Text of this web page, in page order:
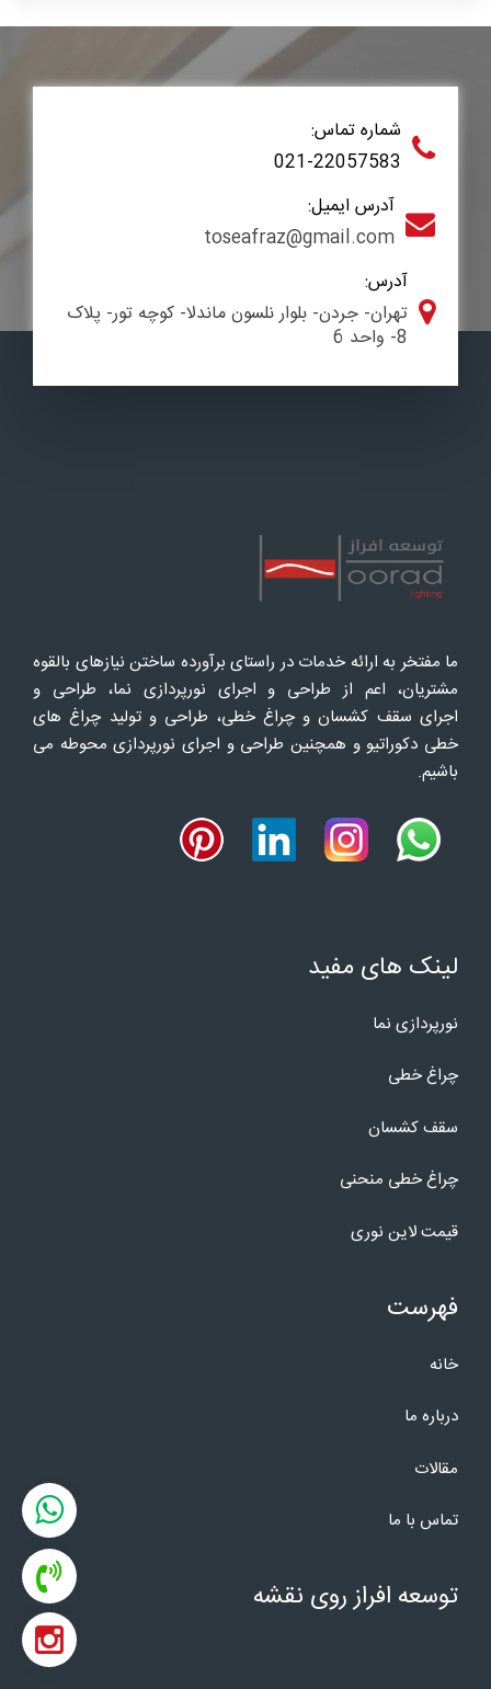
شماره تماس:
021-22057583
آدرس ایمیل:
toseafraz@gmail.com
آدرس:
تهران- جردن- بلوار نلسون ماندلا- کوچه تور- پلاک
8- واحد 6
ما مفتخر به ارائه خدمات در راستای برآورده ساختن نیازهای بالقوه
مشتریان، اعم از طراحی و اجرای نورپردازی نما، طراحی و
اجرای سقف کشسان و چراغ خطی، طراحی و تولید چراغ های
خطی دکوراتیو و همچنین طراحی و اجرای نورپردازی محوطه می
باشیم.
لینک های مفید
نورپردازی نما
چراغ خطی
سقف کشسان
چراغ خطی منحنی
قیمت لاین نوری
فهرست
خانه
درباره ما
مقالات
تماس با ما
توسعه افراز روی نقشه